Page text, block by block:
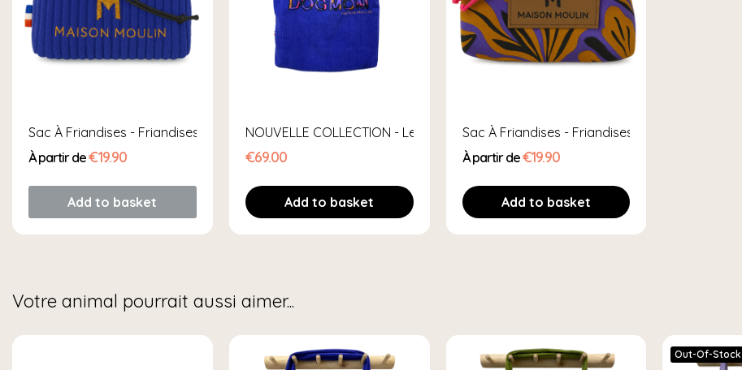
Sac À Friandises - Friandises À Portée De Pattes
À partir de€19.90
Add to basket
NOUVELLE COLLECTION - Le Sac De Promenade DOGMOM
€69.00
Add to basket
Sac À Friandises - Friandises À Portée De Pattes
À partir de€19.90
Add to basket
Out-Of-Stock